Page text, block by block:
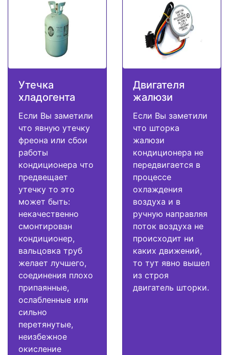
Утечка
хладогента
Если Вы заметили
что явную утечку
фреона или сбои
работы
кондиционера что
предвещает
утечку то это
может быть:
некачественно
смонтирован
кондиционер,
вальцовка труб
желает лучшего,
соединения плохо
припаянные,
ослабленные или
сильно
перетянутые,
неизбежное
окисление
Двигателя
жалюзи
Если Вы заметили
что шторка
жалюзи
кондиционера не
передвигается в
процессе
охлаждения
воздуха и в
ручную направляя
поток воздуха не
происходит ни
каких движений,
то тут явно вышел
из строя
двигатель шторки.